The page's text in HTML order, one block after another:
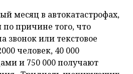
месяц в автокатастрофах,
причине того, что
звонок или текстовое
человек, 40 000
и 750 000 получают